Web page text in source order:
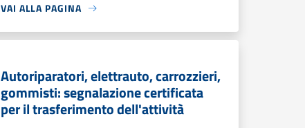
VAI ALLA PAGINA
Autoriparatori, elettrauto, carrozzieri,
gommisti: segnalazione certificata
per il trasferimento dell'attività